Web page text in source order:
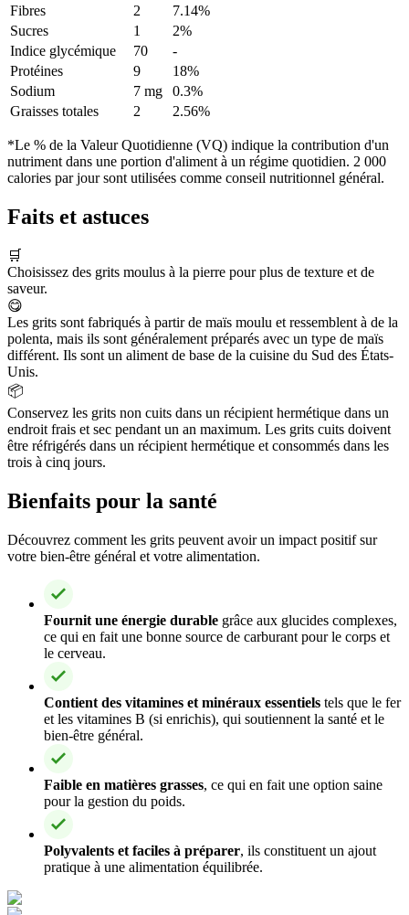
Fibres
2
7.14%
Sucres
1
2%
Indice glycémique
70
-
Protéines
9
18%
Sodium
7 mg
0.3%
Graisses totales
2 2.56%
*Le % de la Valeur Quotidienne (VQ) indique la contribution d'un
nutriment dans une portion d'aliment à un régime quotidien. 2 000
calories par jour sont utilisées comme conseil nutritionnel général.
Faits et astuces
🛒
Choisissez des grits moulus à la pierre pour plus de texture et de
saveur.
😋
Les grits sont fabriqués à partir de maïs moulu et ressemblent à de la
polenta, mais ils sont généralement préparés avec un type de maïs
différent. Ils sont un aliment de base de la cuisine du Sud des États-
Unis.
📦
Conservez les grits non cuits dans un récipient hermétique dans un
endroit frais et sec pendant un an maximum. Les grits cuits doivent
être réfrigérés dans un récipient hermétique et consommés dans les
trois à cinq jours.
Bienfaits pour la santé
Découvrez comment les grits peuvent avoir un impact positif sur
votre bien-être général et votre alimentation.
Fournit une énergie durable grâce aux glucides complexes,
ce qui en fait une bonne source de carburant pour le corps et
le cerveau.
Contient des vitamines et minéraux essentiels tels que le fer
et les vitamines B (si enrichis), qui soutiennent la santé et le
bien-être général.
Faible en matières grasses, ce qui en fait une option saine
pour la gestion du poids.
Polyvalents et faciles à préparer, ils constituent un ajout
pratique à une alimentation équilibrée.